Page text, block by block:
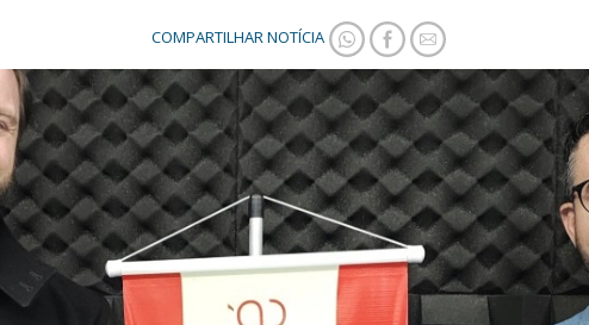
COMPARTILHAR NOTÍCIA